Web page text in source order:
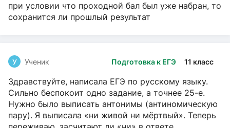
при условии что проходной бал был уже набран, то
сохранится ли прошлый результат
Подготовка к ЕГЭ 11 класс
У Ученик
Здравствуйте, написала ЕГЭ по русскому языку.
Сильно беспокоит одно задание, а точнее 25-е.
Нужно было выписать антонимы (антиномическую
пару). Я выписала «ни живой ни мёртвый». Теперь